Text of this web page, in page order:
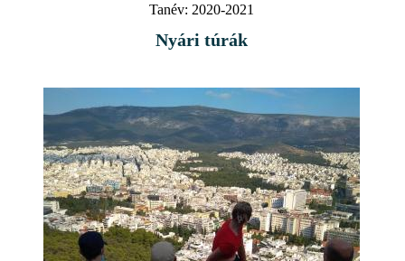
Tanév: 2020-2021
Nyári túrák